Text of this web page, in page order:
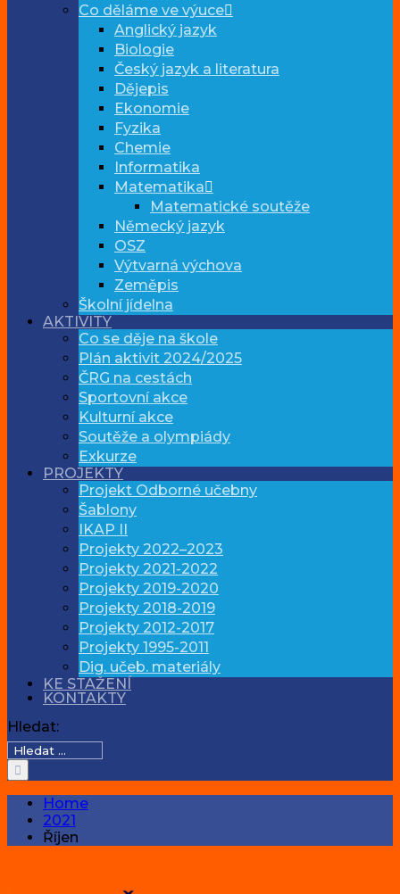
Co děláme ve výuce
Anglický jazyk
Biologie
Český jazyk a literatura
Dějepis
Ekonomie
Fyzika
Chemie
Informatika
Matematika
Matematické soutěže
Německý jazyk
OSZ
Výtvarná výchova
Zeměpis
Školní jídelna
AKTIVITY
Co se děje na škole
Plán aktivit 2024/2025
ČRG na cestách
Sportovní akce
Kulturní akce
Soutěže a olympiády
Exkurze
PROJEKTY
Projekt Odborné učebny
Šablony
IKAP II
Projekty 2022–2023
Projekty 2021-2022
Projekty 2019-2020
Projekty 2018-2019
Projekty 2012-2017
Projekty 1995-2011
Dig. učeb. materiály
KE STAŽENÍ
KONTAKTY
Hledat:
Home
2021
Říjen